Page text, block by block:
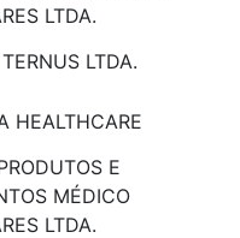
LTDA.
LTDA.
HEALTHCARE
E
MÉDICO
LTDA.